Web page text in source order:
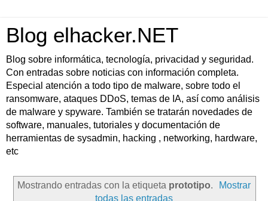
Blog elhacker.NET
Blog sobre informática, tecnología, privacidad y seguridad.
Con entradas sobre noticias con información completa.
Especial atención a todo tipo de malware, sobre todo el
ransomware, ataques DDoS, temas de IA, así como análisis
de malware y spyware. También se tratarán novedades de
software, manuales, tutoriales y documentación de
herramientas de sysadmin, hacking , networking, hardware,
etc
Mostrando entradas con la etiqueta prototipo.
Mostrar
todas las entradas